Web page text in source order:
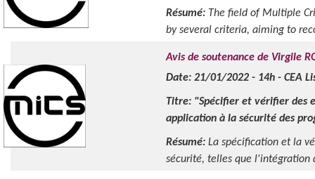
Résumé: The field of Multiple
by several criteria, aiming to
Avis de soutenance de Virgile
Date: 21/01/2022 - 14h - CEA
Titre: "Spécifier et vérifier des
application à la sécurité des
Résumé: La spécification et la
sécurité, telles que l'intégration